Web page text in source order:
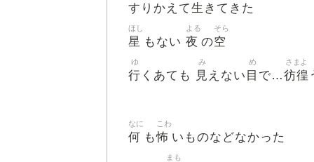
すりかえて生 きてきた
星
ほし
もない 夜
よる
の空
そら
行
ゆ
くあても 見
み
えない 目
め
で…彷徨
さまよ
何
なに
も怖
こわ
いものなどなかった
まも